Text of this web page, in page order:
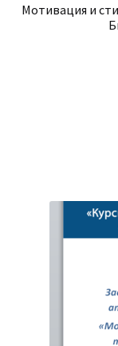
Мотивация и